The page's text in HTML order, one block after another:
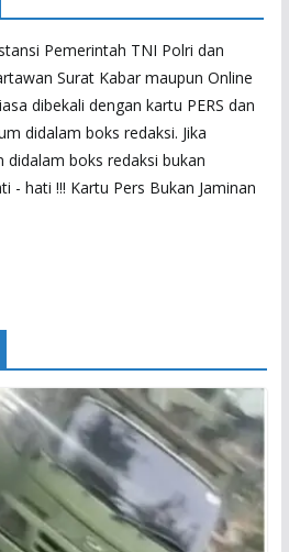
Pemerintah TNI Polri dan
Surat Kabar maupun Online
dibekali dengan kartu PERS dan
didalam boks redaksi. Jika
boks redaksi bukan
- hati !!! Kartu Pers Bukan Jaminan